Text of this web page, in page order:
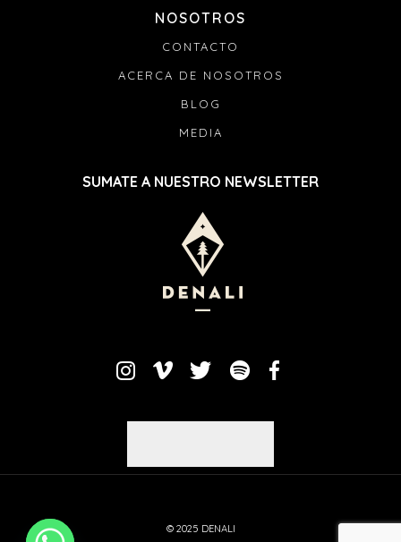
NOSOTROS
CONTACTO
ACERCA DE NOSOTROS
BLOG
MEDIA
SUMATE A NUESTRO NEWSLETTER
© 2025 DENALI